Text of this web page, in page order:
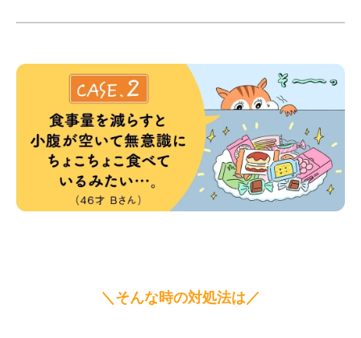
＼そんな時の対処法は／